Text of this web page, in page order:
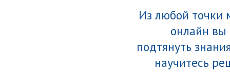
Из любой
онлайн
подтянуть
научитесь